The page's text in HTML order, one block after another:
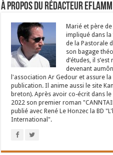
À propos du rédacteur
Marié et père
impliqué dans la
de la Pastorale
son bagage
d’études, il
devenant
l'association Ar Gedour et assure
publication. Il anime aussi le site
breton). Après avoir co-écrit dans
2022 son premier roman
publié avec René Le Honzec la BD
International".